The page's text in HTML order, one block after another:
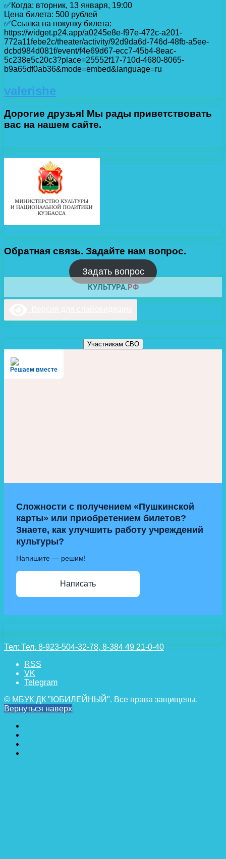
✅Когда: вторник, 13 января, 19:00
Цена билета: 500 рублей
✅Ссылка на покупку билета:
https://widget.p24.app/a0245e8e-f97e-472c-a201-
772a11febe2c/theater/activity/92d9da6d-746d-48fb-a5ee-
dcbd984d081f/event/f4e69d67-ecc7-45b4-8eac-
5c238e5c20c3?place=25552f17-710d-4680-8065-
b9a65df0ab36&mode=embed&language=ru
valerishe
Дорогие друзья! Мы рады приветствовать
вас на нашем сайте.
Обратная связь. Задайте нам вопрос.
Задать вопрос
Участникам СВО
Решаем вместе
Сложности с получением «Пушкинской
карты» или приобретением билетов?
Знаете, как улучшить работу учреждений
культуры?
Напишите — решим!
Написать
Тел: Тел. 8-923-504-32-78, 8-384 49 21-0-40
RSS
VK
Telegram
© МБУК ДК "ЮБИЛЕЙНЫЙ". Все права защищены.
Вернуться наверх